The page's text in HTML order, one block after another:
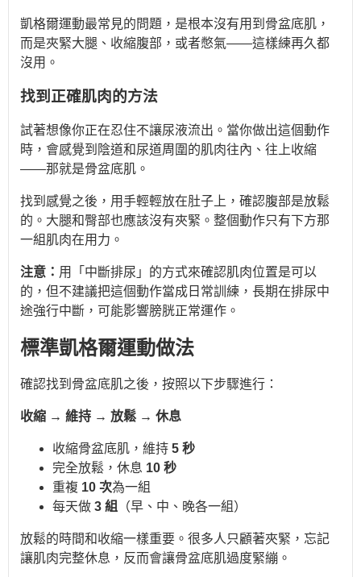
凱格爾運動最常見的問題，是根本沒有用到骨盆底肌，
而是夾緊大腿、收縮腹部，或者憋氣——這樣練再久都
沒用。
找到正確肌肉的方法
試著想像你正在忍住不讓尿液流出。當你做出這個動作
時，會感覺到陰道和尿道周圍的肌肉往內、往上收縮
——那就是骨盆底肌。
找到感覺之後，用手輕輕放在肚子上，確認腹部是放鬆
的。大腿和臀部也應該沒有夾緊。整個動作只有下方那
一組肌肉在用力。
注意： 用「中斷排尿」的方式來確認肌肉位置是可以
的，但不建議把這個動作當成日常訓練，長期在排尿中
途強行中斷，可能影響膀胱正常運作。
標準凱格爾運動做法
確認找到骨盆底肌之後，按照以下步驟進行：
收縮 → 維持 → 放鬆 → 休息
收縮骨盆底肌，維持 5 秒
完全放鬆，休息 10 秒
重複 10 次為一組
每天做 3 組 （早、中、晚各一組）
放鬆的時間和收縮一樣重要。很多人只顧著夾緊，忘記
讓肌肉完整休息，反而會讓骨盆底肌過度緊繃。